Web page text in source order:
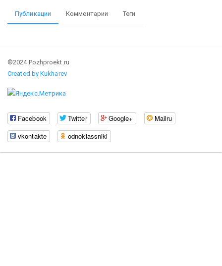
Публикации Комментарии Теги
©2024 Pozhproekt.ru
Created by Kukharev
Facebook Twitter Google+
Mailru
vkontakte
odnoklassniki